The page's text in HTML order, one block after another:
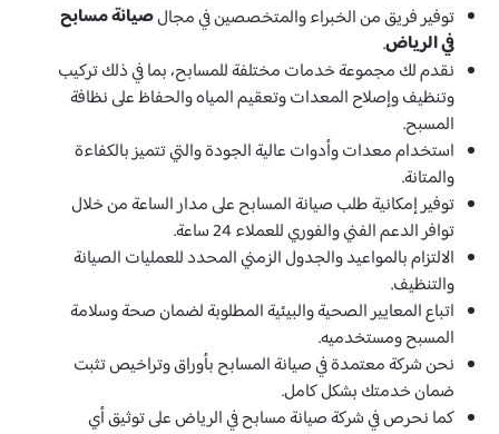
توفير فريق من الخبراء والمتخصصين في مجالصيانة مسابح
في الرياض.
نقدم لك مجموعة خدمات مختلفة للمسابح، بما في ذلك تركيب
وتنظيف وإصلاح المعدات وتعقيم المياه والحفاظ على نظافة
المسبح.
استخدام معدات وأدوات عالية الجودة والتي تتميز بالكفاءة
والمتانة.
توفير إمكانية طلب صيانة المسابح على مدار الساعة من خلال
توافر الدعم الفني والفوري للعملاء 24 ساعة.
الالتزام بالمواعيد والجدول الزمني المحدد للعمليات الصيانة
والتنظيف.
اتباع المعايير الصحية والبيئية المطلوبة لضمان صحة وسلامة
المسبح ومستخدميه.
نحن شركة معتمدة في صيانة المسابح بأوراق وتراخيص تثبت
ضمان خدمتك بشكل كامل.
كما نحرص في شركة صيانة مسابح في الرياض على توثيق أي